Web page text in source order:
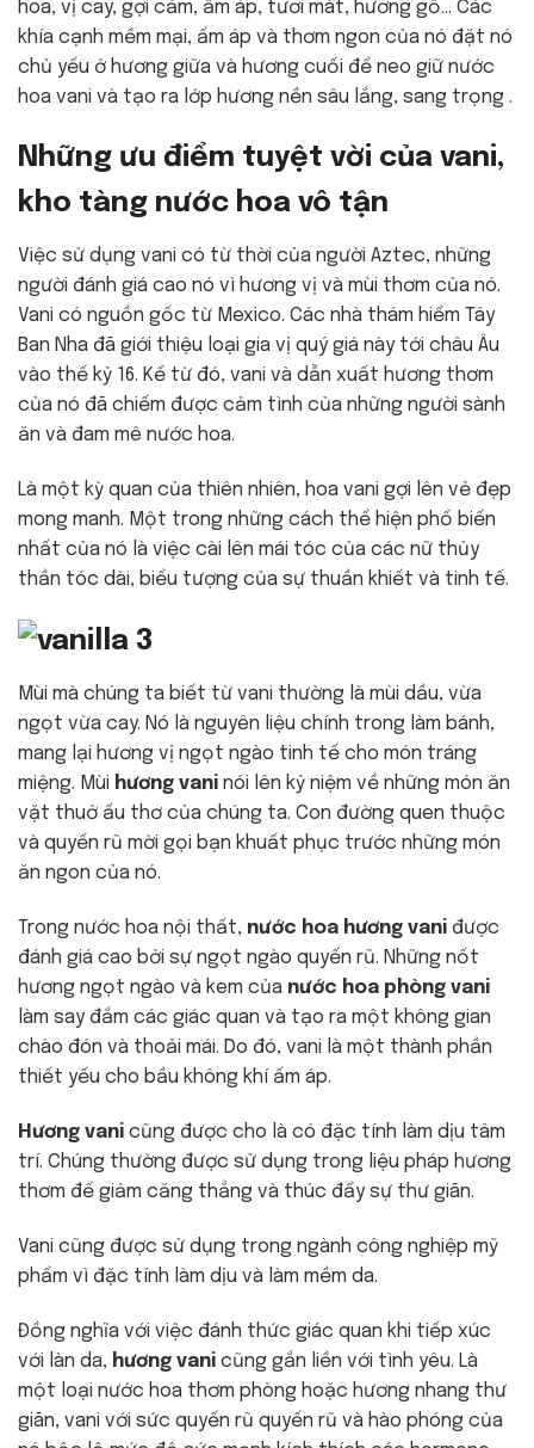
hoa, vị cay, gợi cảm, ấm áp, tươi mát, hương gỗ… Các
khía cạnh mềm mại, ấm áp và thơm ngon của nó đặt nó
chủ yếu ở hương giữa và hương cuối để neo giữ nước
hoa vani và tạo ra lớp hương nền sâu lắng, sang trọng .
Những ưu điểm tuyệt vời của vani,
kho tàng nước hoa vô tận
Việc sử dụng vani có từ thời của người Aztec, những
người đánh giá cao nó vì hương vị và mùi thơm của nó.
Vani có nguồn gốc từ Mexico. Các nhà thám hiểm Tây
Ban Nha đã giới thiệu loại gia vị quý giá này tới châu Âu
vào thế kỷ 16. Kể từ đó, vani và dẫn xuất hương thơm
của nó đã chiếm được cảm tình của những người sành
ăn và đam mê nước hoa.
Là một kỳ quan của thiên nhiên, hoa vani gợi lên vẻ đẹp
mong manh. Một trong những cách thể hiện phổ biến
nhất của nó là việc cài lên mái tóc của các nữ thủy
thần tóc dài, biểu tượng của sự thuần khiết và tinh tế.
Mùi mà chúng ta biết từ vani thường là mùi dầu, vừa
ngọt vừa cay. Nó là nguyên liệu chính trong làm bánh,
mang lại hương vị ngọt ngào tinh tế cho món tráng
miệng. Mùi hương vani nói lên kỷ niệm về những món ăn
vặt thuở ấu thơ của chúng ta. Con đường quen thuộc
và quyến rũ mời gọi bạn khuất phục trước những món
ăn ngon của nó.
Trong nước hoa nội thất, nước hoa hương vani được
đánh giá cao bởi sự ngọt ngào quyến rũ. Những nốt
hương ngọt ngào và kem của nước hoa phòng vani
làm say đắm các giác quan và tạo ra một không gian
chào đón và thoải mái. Do đó, vani là một thành phần
thiết yếu cho bầu không khí ấm áp.
Hương vani cũng được cho là có đặc tính làm dịu tâm
trí. Chúng thường được sử dụng trong liệu pháp hương
thơm để giảm căng thẳng và thúc đẩy sự thư giãn.
Vani cũng được sử dụng trong ngành công nghiệp mỹ
phẩm vì đặc tính làm dịu và làm mềm da.
Đồng nghĩa với việc đánh thức giác quan khi tiếp xúc
với làn da, hương vani cũng gắn liền với tình yêu. Là
một loại nước hoa thơm phòng hoặc hương nhang thư
giãn, vani với sức quyến rũ quyến rũ và hào phóng của